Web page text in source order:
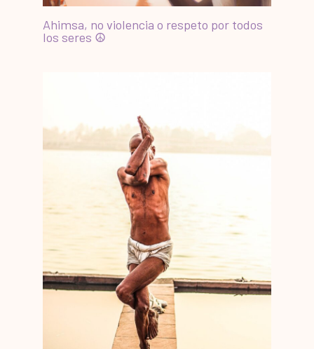
Ahimsa, no violencia o respeto por todos
los seres ☮